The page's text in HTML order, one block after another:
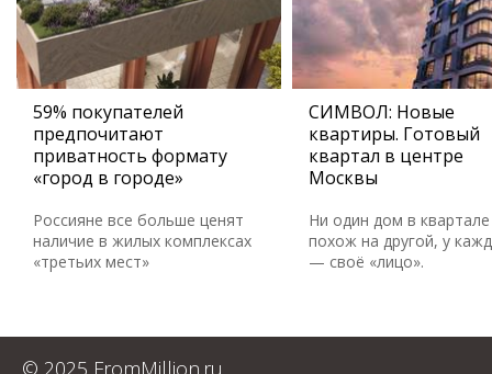
59% покупателей
предпочитают
приватность формату
«город в городе»
Россияне все больше ценят
наличие в жилых комплексах
«третьих мест»
СИМВОЛ: Новые
квартиры. Готовый
квартал в центре
Москвы
Ни один дом в
похож на другой, у
— своё «лицо».
© 2025 FromMillion.ru